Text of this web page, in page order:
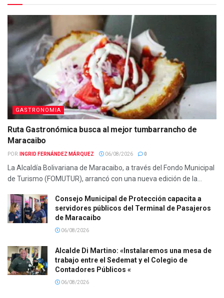
GASTRONOMIA
Ruta Gastronómica busca al mejor tumbarrancho de
Maracaibo
POR: INGRID FERNÁNDEZ MÁRQUEZ 06/08/2026 0
La Alcaldía Bolivariana de Maracaibo, a través del Fondo Municipal
de Turismo (FOMUTUR), arrancó con una nueva edición de la...
Consejo Municipal de Protección capacita a
servidores públicos del Terminal de Pasajeros
de Maracaibo
06/08/2026
Alcalde Di Martino: «Instalaremos una mesa de
trabajo entre el Sedemat y el Colegio de
Contadores Públicos «
06/08/2026